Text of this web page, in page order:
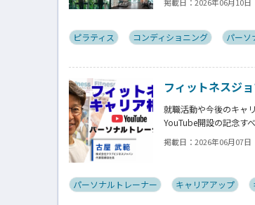
でも高く評価される時
ピラティス コンディショニング パーソ
フィットネスジ
就職活動や今後のキャ
YouTube開設の記念す
「フィットネスキャ
え方や行動プロセスを
掲載日： 2026年06月07日
パーソナルトレーナー キャリアアップ